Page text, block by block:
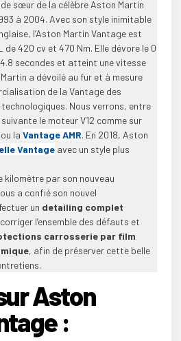
sœur de la célèbre Aston Martin
à 2004. Avec son style inimitable
l’Aston Martin Vantage est
de 420 cv et 470 Nm. Elle dévore le 0
secondes et atteint une vitesse
a dévoilé au fur et à mesure
de la Vantage des
Nous verrons, entre
le moteur V12 comme sur
ou la Vantage AMR. En 2018, Aston
Vantage avec un style plus
kilomètre par son nouveau
a confié son nouvel
un detailing complet
l’ensemble des défauts et
carrosserie par film
, afin de préserver cette belle
Aston
: